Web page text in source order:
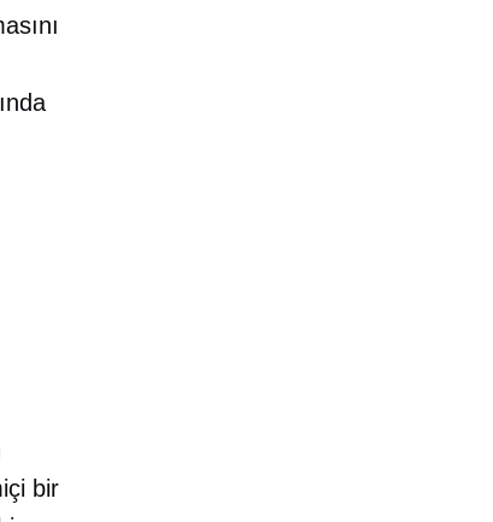
bir